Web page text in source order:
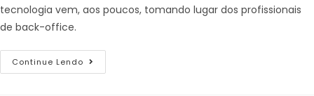
tecnologia vem, aos poucos, tomando lugar dos profissionais
de back-office.
Continue Lendo